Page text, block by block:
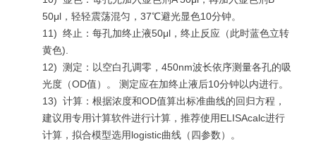
50μl，轻轻震荡混匀，37℃避光显色10分钟。
11) 终止：每孔加终止液50μl，终止反应（此时蓝色立转
黄色).
12) 测定：以空白孔调零，450nm波长依序测量各孔的吸
光度（OD值）。 测定应在加终止液后10分钟以内进行。
13) 计算：根据浓度和OD值算出标准曲线的回归方程，
建议用专用计算软件进行计算，推荐使用ELISAcalc进行
计算，拟合模型选用logistic曲线（四参数）。